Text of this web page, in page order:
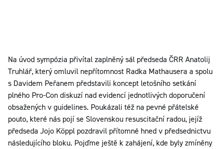
Na úvod sympózia přivítal zaplněný sál předseda ČRR Anatolij
Truhlář, který omluvil nepřítomnost Radka Mathausera a spolu
s Davidem Peřanem představili koncept letošního setkání
plného Pro-Con diskuzí nad evidencí jednotlivých doporučení
obsažených v guidelines. Poukázali též na pevné přátelské
pouto, které nás pojí se Slovenskou resuscitační radou, jejíž
předseda Jojo Köppl pozdravil přítomné hned v předsednictvu
následujícího bloku. Pojďme ještě k zahájení, kde byly zmíněny